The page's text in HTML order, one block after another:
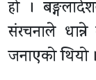
हो ।
संरचनाले
जनाएको थियो ।